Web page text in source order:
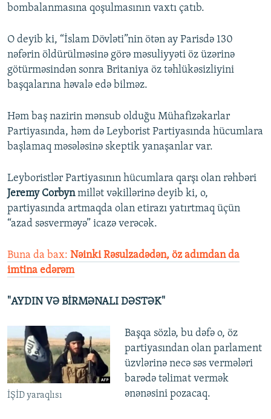
bombalanmasına qoşulmasının vaxtı çatıb.
O deyib ki, “İslam Dövləti”nin ötən ay Parisdə 130
nəfərin öldürülməsinə görə məsuliyyəti öz üzərinə
götürməsindən sonra Britaniya öz təhlükəsizliyini
başqalarına həvalə edə bilməz.
Həm baş nazirin mənsub olduğu Mühafizəkarlar
Partiyasında, həm də Leyborist Partiyasında hücumlara
başlamaq məsələsinə skeptik yanaşanlar var.
Leyboristlər Partiyasının hücumlara qarşı olan rəhbəri
Jeremy Corbynmillət vəkillərinə deyib ki, o,
partiyasında artmaqda olan etirazı yatırtmaq üçün
“azad səsverməyə” icazə verəcək.
Buna da bax: Nəinki Rəsulzadədən, öz adımdan da
imtina edərəm
"AYDIN VƏ BİRMƏNALI DƏSTƏK"
İŞİD yaraqlısı
Başqa sözlə, bu dəfə o, öz
partiyasından olan parlament
üzvlərinə necə səs vermələri
barədə təlimat vermək
ənənəsini pozacaq.